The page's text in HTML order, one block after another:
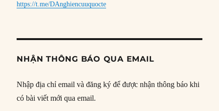
https://t.me/DAnghiencuuquocte
NHẬN THÔNG BÁO QUA EMAIL
Nhập địa chỉ email và đăng ký để được nhận thông báo khi
có bài viết mới qua email.